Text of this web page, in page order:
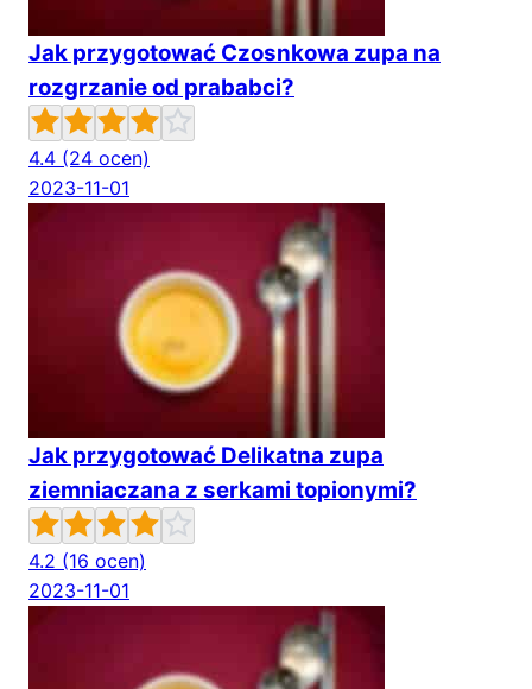
Jak przygotować Czosnkowa zupa na
rozgrzanie od prababci?
4.4 (24 ocen)
2023-11-01
Jak przygotować Delikatna zupa
ziemniaczana z serkami topionymi?
4.2 (16 ocen)
2023-11-01